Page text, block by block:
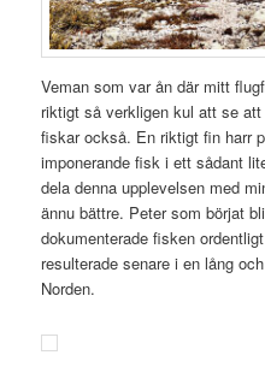
Veman som var ån där mitt
riktigt så verkligen kul att se
fiskar också. En riktigt fin harr
imponerande fisk i ett sådant
dela denna upplevelsen med
ännu bättre. Peter som börjat
dokumenterade fisken
resulterade senare i en lång
Norden.